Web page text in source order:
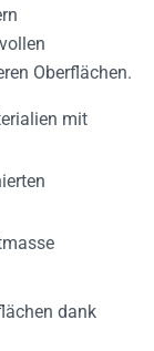
Oberflächen.
mit
dank